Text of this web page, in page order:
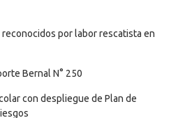
por labor rescatista en
Bernal N° 250
con despliegue de Plan de